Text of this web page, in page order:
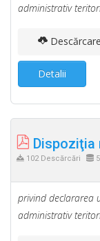
administrativ
Descărcare
Detalii
Dispoziţia
102 Descărcări
privind declararea
administrativ